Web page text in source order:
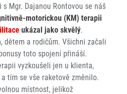
s Mgr. Dajanou Rontovou se náš
motorickou (KM) terapii
ukázal jako skvělý.
dětem a rodičům. Všichni začali
toto spojení přináší.
vyzkoušeli jen u klienta,
tím se vše raketově změnilo.
místnost, jelikož